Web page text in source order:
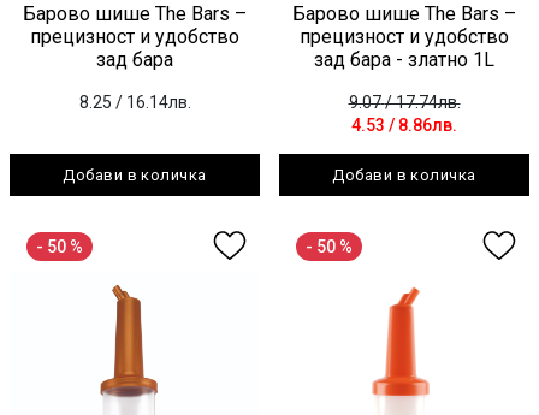
Барово шише The Bars –
прецизност и удобство
зад бара
8.25 / 16.14лв.
Добави в количка
Барово шише The Bars –
прецизност и удобство
зад бара - златно 1L
9.07/ 17.74лв.
4.53 / 8.86лв.
Добави в количка
- 50 % - 50 %